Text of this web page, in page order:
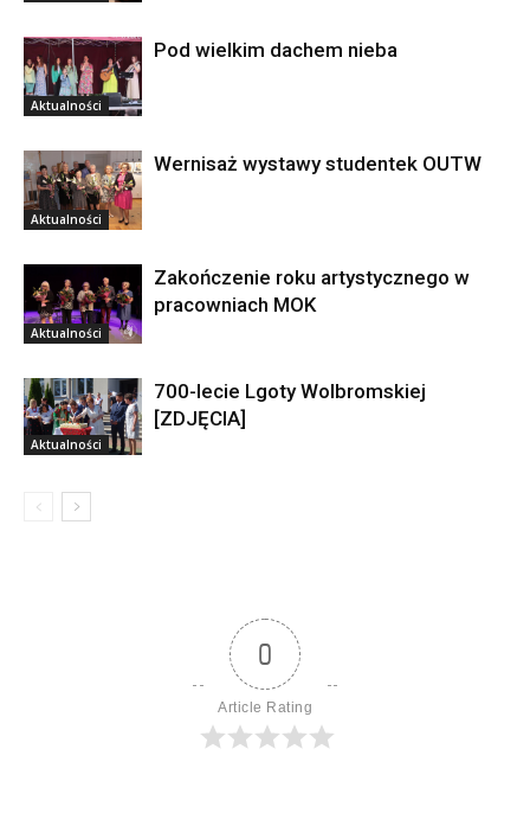
Aktualności
Pod wielkim dachem nieba
Aktualności
Wernisaż wystawy studentek OUTW
Aktualności
Zakończenie roku artystycznego w
pracowniach MOK
Aktualności
700-lecie Lgoty Wolbromskiej
[ZDJĘCIA]
0
Article Rating